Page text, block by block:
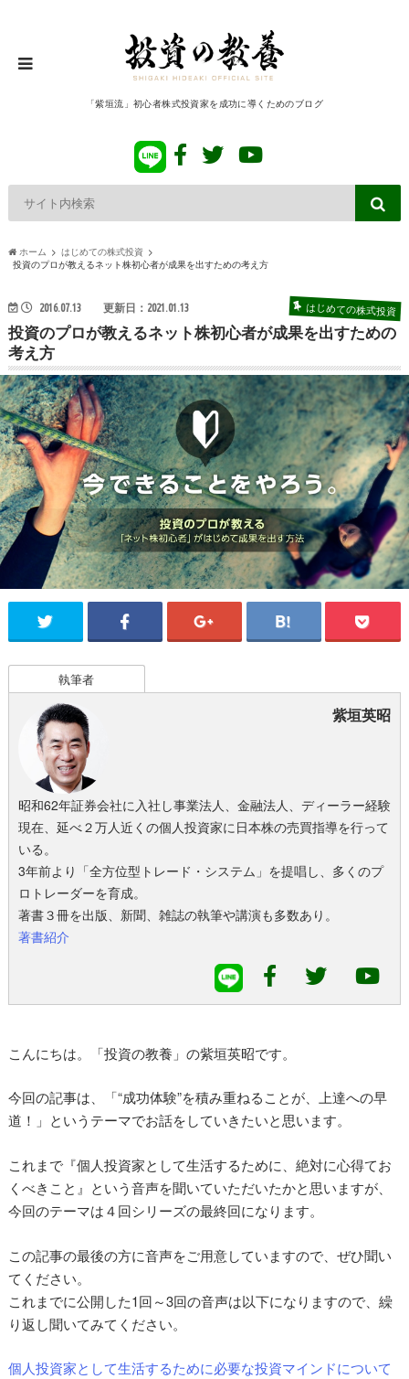
「紫垣流」初心者株式投資家を成功に導くためのブログ
ホーム
はじめての株式投資
投資のプロが教えるネット株初心者が成果を出すための考え方
2016.07.13 更新日：2021.01.13 はじめての株式投資
投資のプロが教えるネット株初心者が成果を出すための
考え方
執筆者
紫垣英昭
昭和62年証券会社に入社し事業法人、金融法人、ディーラー経験
現在、延べ２万人近くの個人投資家に日本株の売買指導を行って
いる。
3年前より「全方位型トレード・システム」を提唱し、多くのプ
ロトレーダーを育成。
著書３冊を出版、新聞、雑誌の執筆や講演も多数あり。
著書紹介
こんにちは。「投資の教養」の紫垣英昭です。
今回の記事は、「“成功体験”を積み重ねることが、上達への早
道！」というテーマでお話をしていきたいと思います。
これまで『個人投資家として生活するために、絶対に心得てお
くべきこと』という音声を聞いていただいたかと思いますが、
今回のテーマは４回シリーズの最終回になります。
この記事の最後の方に音声をご用意していますので、ぜひ聞い
てください。
これまでに公開した1回～3回の音声は以下になりますので、繰
り返し聞いてみてください。
個人投資家として生活するために必要な投資マインドについて